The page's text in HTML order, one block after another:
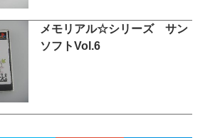
メモリアル☆シリーズ サン
ソフトVol.6